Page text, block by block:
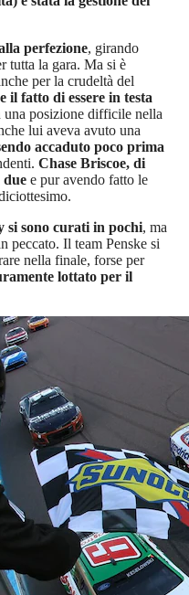
perfezione, girando
tutta la gara. Ma si è
per la crudeltà del
il fatto di essere in testa
una posizione difficile nella
lui aveva avuto una
accaduto poco prima
Chase Briscoe, di
e pur avendo fatto le
si sono curati in pochi, ma
peccato. Il team Penske si
nella finale, forse per
lottato per il